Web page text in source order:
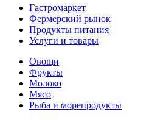
Гастромаркет
Фермерский рынок
Продукты питания
Услуги и товары
Овощи
Фрукты
Молоко
Мясо
Рыба и морепродукты